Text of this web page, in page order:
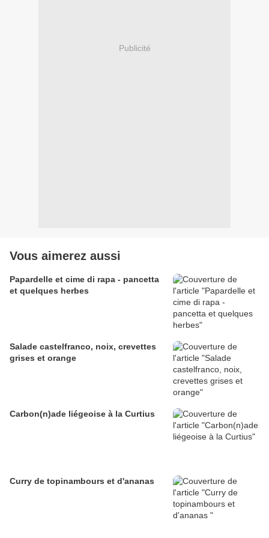
Publicité
Vous aimerez aussi
Papardelle et cime di rapa - pancetta
et quelques herbes
Salade castelfranco, noix, crevettes
grises et orange
Carbon(n)ade liégeoise à la Curtius
Curry de topinambours et d'ananas